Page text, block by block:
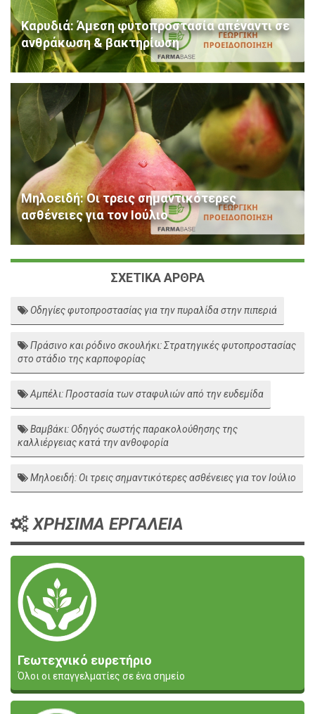
Καρυδιά: Άμεση φυτοπροστασία απέναντι σε
ανθράκωση & βακτηρίωση
Μηλοειδή: Οι τρεις σημαντικότερες
ασθένειες για τον Ιούλιο
ΣΧΕΤΙΚΑ ΑΡΘΡΑ
Οδηγίες φυτοπροστασίας για την πυραλίδα στην πιπεριά
Πράσινο και ρόδινο σκουλήκι: Στρατηγικές φυτοπροστασίας
στο στάδιο της καρποφορίας
Αμπέλι: Προστασία των σταφυλιών από την ευδεμίδα
Βαμβάκι: Οδηγός σωστής παρακολούθησης της
καλλιέργειας κατά την ανθοφορία
Μηλοειδή: Οι τρεις σημαντικότερες ασθένειες για τον Ιούλιο
ΧΡΗΣΙΜΑ ΕΡΓΑΛΕΙΑ
Γεωτεχνικό ευρετήριο
Όλοι οι επαγγελματίες σε ένα σημείο